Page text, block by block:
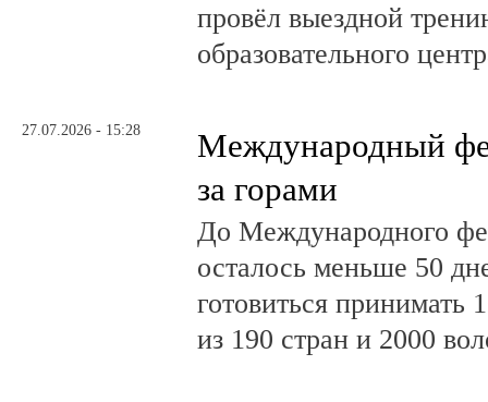
провёл выездной
образовательного
27.07.2026 - 15:28
Международный
за горами
До Международного
осталось меньше 50
готовиться принимать
из 190 стран и 2000